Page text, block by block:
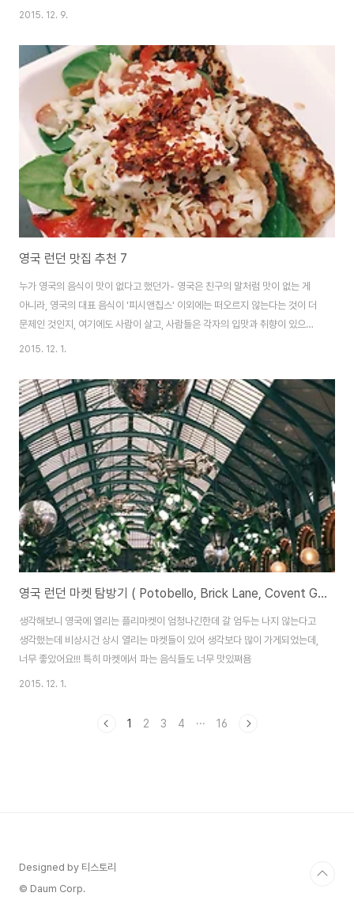
기다린 느낌이 나서 그런지 재미가 있어요. 파리의 크리스마켓도 그랬었고, 영
시기 바랍니다. 이번에는 기대도 안했는데 비행기안에서 보니 11월 20일부터
연말까지 였었나 반짝하고 나타나는 하이드파크 안의 윈터원더랜드였어요! 오
전 10시부터 밤 10시까지 12시간 운영하는 이 곳은 어떻게보면 어른들이 찾는
판타지 공간일 수도 있겠네요. Hyde Park Winter Wonderland in
London​저희는 6시정도..
2015. 12. 9.
영국 런던 맛집 추천 7
누가 영국의 음식이 맛이 없다고 했던가- 영국은 친구의 말처럼 맛이 없는 게
아니라, 영국의 대표 음식이 '피시앤칩스' 이외에는 떠오르지 않는다는 것이 더
문제인 것인지, 여기에도 사람이 살고, 사람들은 각자의 입맛과 취향이 있으니
맛없는 집만 즐비한 것은 아니다. 아마도 운이 없게도 맛이 없는 곳만 다니신 분
여행 내내 저렴하거나 중저가의 음식들을 너무나 맛나게 먹었던 나머지 너무나
기억이 좋다. 1주일 정도 머물면서 여러 곳에서 식사를 했지만 여기는 한번 꼭
가보라고 권하는 곳들만 추천해드리려고 함. 꼭 한번쯤은 먹어볼만!!! ​​1.
Regency Cafe​ 내일 아침 눈을 떠서 아침 식사를 하러간다면 기꺼이 여기에
가고 싶다..
2015. 12. 1.
영국 런던 마켓 탐방기 ( Potobello, Brick Lane, Covent Garden, Bourough Market)
생각해보니 영국에 열리는 플리마켓이 엄청나긴한데 갈 엄두는 나지 않는다고
생각했는데 비상시건 상시 열리는 마켓들이 있어 생각보다 많이 가게되었는데,
너무 좋았어요!!! 특히 마켓에서 파는 음식들도 너무 맛있쪄욤
2015. 12. 1.
1 2 3 4 ··· 16
Designed by 티스토리
© Daum Corp.